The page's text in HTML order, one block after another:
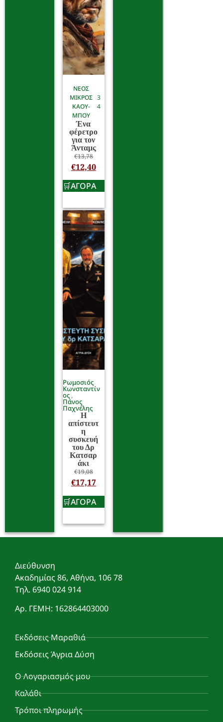
ΝΕΟΣ
ΜΙΚΡΟΣ
ΚΑΟΥ-
ΜΠΟΥ
3
4
Ένα
φέρετρο
για τον
Άνταμς
€13,78
€12,40
ΑΓΟΡΑ
Ρωμοσιός
Κωνσταντίν
ος
Πάνος
Παχνέλης
Η
απίστευτ
η
συσκευή
του Δρ
Κατσαρ
άκι
€19,08
€17,17
ΑΓΟΡΑ
Διεύθυνση
Ακαδημίας 86, Αθήνα, 106 78
Τηλ. 6940 024 914
Αρ. ΓΕΜΗ: 162864403000
Εκδόσεις Μαραθιά
Εκδόσεις Άγρια Δύση
Ο Λογαριασμός μου
Καλάθι
Τρόποι πληρωμής